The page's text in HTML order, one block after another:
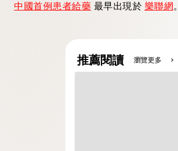
中國首例患者給藥 最早出現於 樂聯網。
推薦閱讀 瀏覽更多 chevron_right